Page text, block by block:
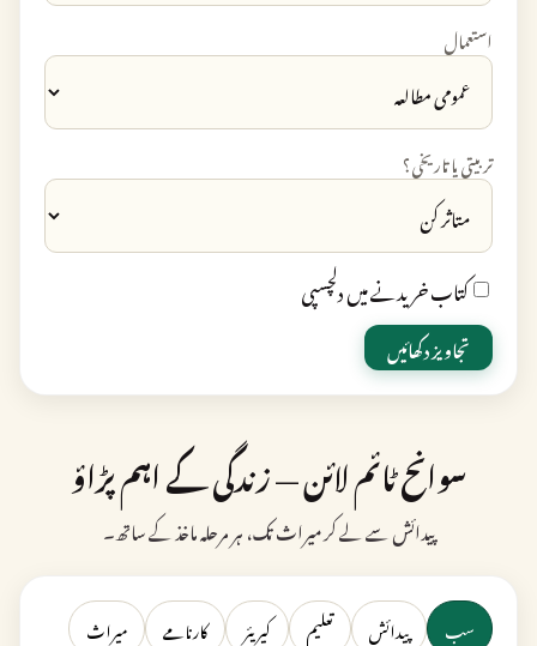
استعمال
تربیتی یا تاریخی؟
کتاب خریدنے میں دلچسپی
تجاویز دکھائیں
سوانح ٹائم لائن — زندگی کے اہم پڑاؤ
پیدائش سے لے کر میراث تک، ہر مرحلہ ماخذ کے ساتھ۔
سب پیدائش تعلیم کیریئر کارنامے میراث